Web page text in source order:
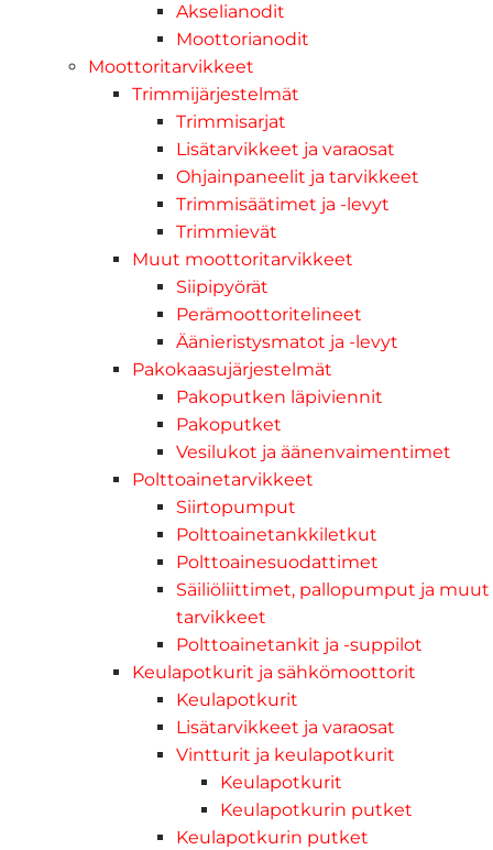
Akselianodit
Moottorianodit
Moottoritarvikkeet
Trimmijärjestelmät
Trimmisarjat
Lisätarvikkeet ja varaosat
Ohjainpaneelit ja tarvikkeet
Trimmisäätimet ja -levyt
Trimmievät
Muut moottoritarvikkeet
Siipipyörät
Perämoottoritelineet
Äänieristysmatot ja -levyt
Pakokaasujärjestelmät
Pakoputken läpiviennit
Pakoputket
Vesilukot ja äänenvaimentimet
Polttoainetarvikkeet
Siirtopumput
Polttoainetankkiletkut
Polttoainesuodattimet
Säiliöliittimet, pallopumput ja muut
tarvikkeet
Polttoainetankit ja -suppilot
Keulapotkurit ja sähkömoottorit
Keulapotkurit
Lisätarvikkeet ja varaosat
Vintturit ja keulapotkurit
Keulapotkurit
Keulapotkurin putket
Keulapotkurin putket